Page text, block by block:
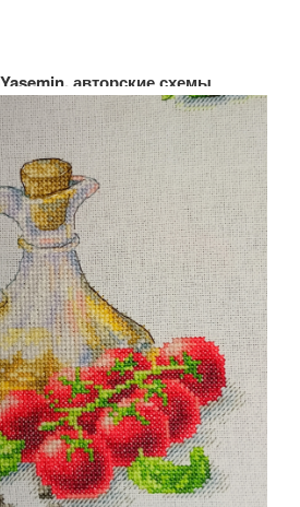
авторские схемы